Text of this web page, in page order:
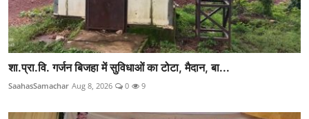
शा.प्रा.वि. गर्जन बिजहा में सुविधाओं का टोटा, मैदान, बा...
SaahasSamachar Aug 8, 2026 0 9